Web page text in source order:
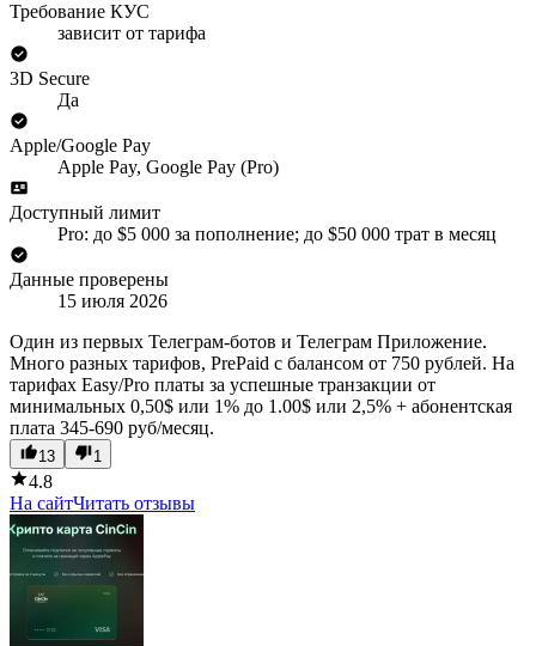
Требование КУС
зависит от тарифа
3D Secure
Да
Apple/Google Pay
Apple Pay, Google Pay (Pro)
Доступный лимит
Pro: до $5 000 за пополнение; до $50 000 трат в месяц
Данные проверены
15 июля 2026
Один из первых Телеграм-ботов и Телеграм Приложение.
Много разных тарифов, PrePaid c балансом от 750 рублей. На
тарифах Easy/Pro платы за успешные транзакции от
минимальных 0,50$ или 1% до 1.00$ или 2,5% + абонентская
плата 345-690 руб/месяц.
13 1
4.8
На сайтЧитать отзывы